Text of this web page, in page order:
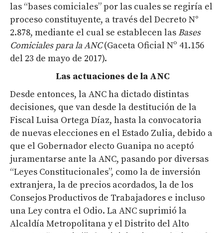
las “bases comiciales” por las cuales se regiría el
proceso constituyente, a través del Decreto N°
2.878, mediante el cual se establecen las Bases
Comiciales para la ANC(Gaceta Oficial Nº 41.156
del 23 de mayo de 2017).
Las actuaciones de la ANC
Desde entonces, la ANC ha dictado distintas
decisiones, que van desde la destitución de la
Fiscal Luisa Ortega Díaz, hasta la convocatoria
de nuevas elecciones en el Estado Zulia, debido a
que el Gobernador electo Guanipa no aceptó
juramentarse ante la ANC, pasando por diversas
“Leyes Constitucionales”, como la de inversión
extranjera, la de precios acordados, la de los
Consejos Productivos de Trabajadores e incluso
una Ley contra el Odio. La ANC suprimió la
Alcaldía Metropolitana y el Distrito del Alto